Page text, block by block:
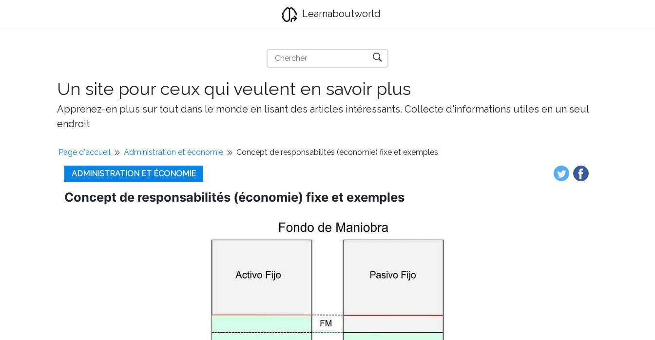
Learnaboutworld
Un site pour ceux qui veulent en savoir plus
Apprenez-en plus sur tout dans le monde en lisant des articles intéressants. Collecte d'informations utiles en un seul
endroit
Page d'accueil Administration et économie Concept de responsabilités (économie) fixe et exemples
ADMINISTRATION ET ÉCONOMIE
Concept de responsabilités (économie) fixe et exemples